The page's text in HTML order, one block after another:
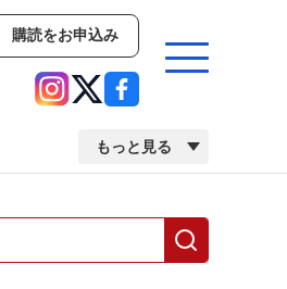
購読をお申込み
もっと見る
イベント
人事・移転・異動・訃報